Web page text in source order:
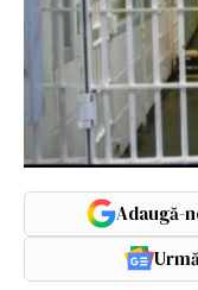
Adaugă-